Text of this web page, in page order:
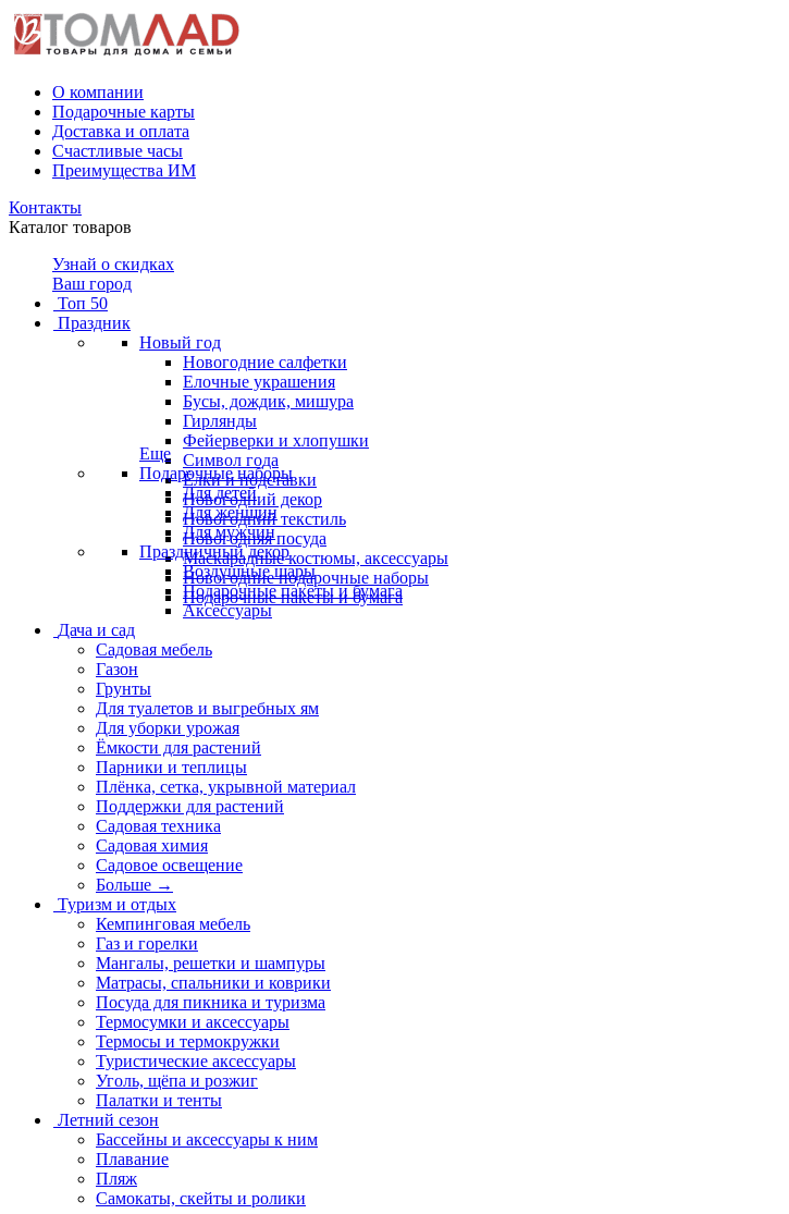
О компании
Подарочные карты
Доставка и оплата
Счастливые часы
Преимущества ИМ
Контакты
Каталог товаров
Узнай о скидках
Ваш город
Топ 50
Праздник
Новый год
Новогодние салфетки
Елочные украшения
Бусы, дождик, мишура
Гирлянды
Фейерверки и хлопушки
Символ года
Ёлки и подставки
Новогодний декор
Новогодний текстиль
Новогодняя посуда
Маскарадные костюмы, аксессуары
Новогодние подарочные наборы
Подарочные пакеты и бумага
Еще
Подарочные наборы
Для детей
Для женщин
Для мужчин
Праздничный декор
Воздушные шары
Подарочные пакеты и бумага
Аксессуары
Дача и сад
Садовая мебель
Газон
Грунты
Для туалетов и выгребных ям
Для уборки урожая
Ёмкости для растений
Парники и теплицы
Плёнка, сетка, укрывной материал
Поддержки для растений
Садовая техника
Садовая химия
Садовое освещение
Больше →
Туризм и отдых
Кемпинговая мебель
Газ и горелки
Мангалы, решетки и шампуры
Матрасы, cпальники и коврики
Посуда для пикника и туризма
Термосумки и аксессуары
Термосы и термокружки
Туристические аксессуары
Уголь, щёпа и розжиг
Палатки и тенты
Летний сезон
Бассейны и аксессуары к ним
Плавание
Пляж
Самокаты, скейты и ролики